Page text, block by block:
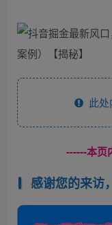
此处
------本页
感谢您的来访